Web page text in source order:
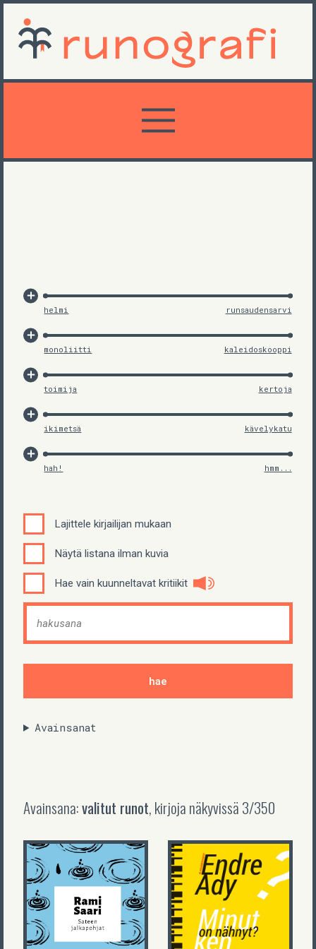
Avainsana:valitut runot, kirjoja näkyvissä3/350
Rami Saari
(Minna
Tuovinen)
Endre Ady
(Pekka Turkka)
Minut ken on
nähnyt?
helmi runsaudensarvi
monoliitti kaleidoskooppi
toimija kertoja
ikimetsä kävelykatu
hah! hmm...
Lajittele kirjailijan mukaan
Näytä listana ilman kuvia
Hae vain kuunneltavat kritiikit
Avainsanat